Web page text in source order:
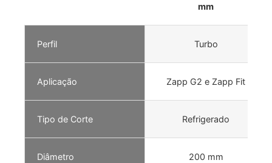
mm
Perfil Turbo
Aplicação Zapp G2 e Zapp Fit
Tipo de Corte Refrigerado
Diâmetro 200 mm